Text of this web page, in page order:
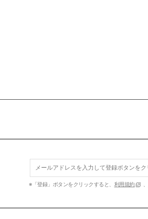
※「登録」ボタンをクリックすると、 利用規約 、